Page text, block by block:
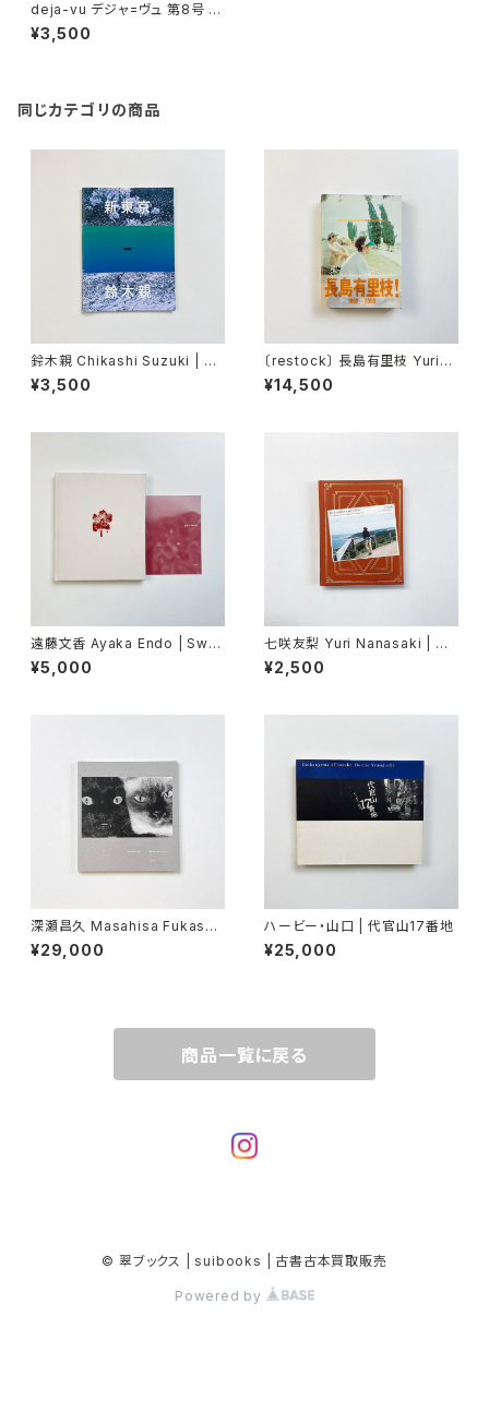
deja-vu デジャ=ヴュ 第8号 牛
腸茂雄
¥3,500
同じカテゴリの商品
鈴木親 Chikashi Suzuki | 新
東京
¥3,500
〔restock〕 長島有里枝 Yurie
Nagashima | Pastime para
dise
¥14,500
遠藤文香 Ayaka Endo | Swa
ying Flowers
¥5,000
七咲友梨 Yuri Nanasaki | 朝
になれば鳥たちが騒ぎだすだろ
う
¥2,500
深瀬昌久 Masahisa Fukase
"Wonderful Days"
¥29,000
ハービー・山口 | 代官山17番地
¥25,000
商品一覧に戻る
© 翠ブックス | suibooks | 古書古本買取販売
Powered by